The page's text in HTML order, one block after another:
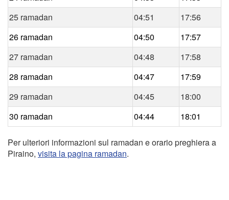
25 ramadan
04:51
17:56
26 ramadan
04:50
17:57
27 ramadan
04:48
17:58
28 ramadan
04:47
17:59
29 ramadan
04:45
18:00
30 ramadan
04:44 18:01
Per ulteriori informazioni sul ramadan e orario preghiera a
Piraino, visita la pagina ramadan.